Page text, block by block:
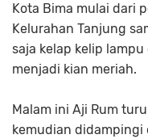
Kota Bima mulai dari
Kelurahan Tanjung
saja kelap kelip
menjadi kian meriah.
Malam ini Aji Rum
kemudian didampingi